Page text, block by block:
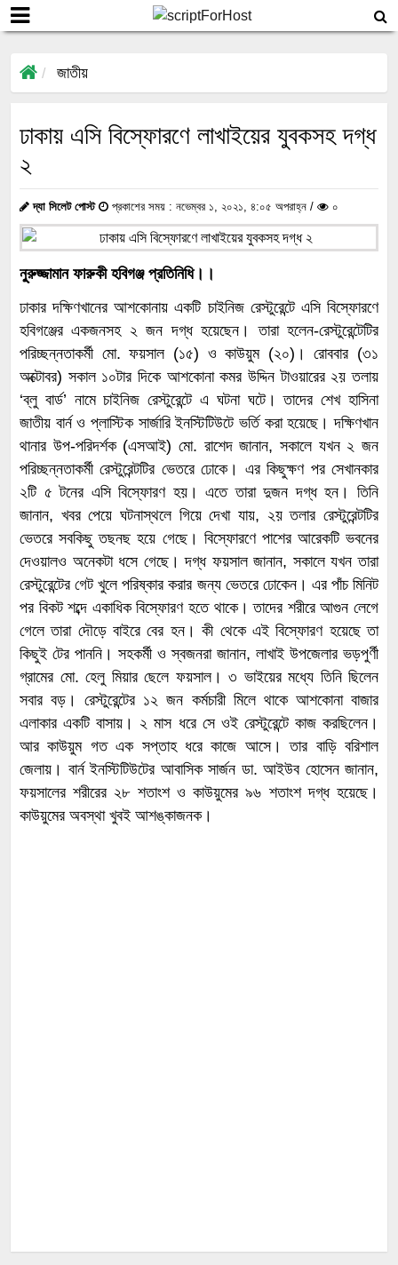
জাতীয়
ঢাকায় এসি বিস্ফোরণে লাখাইয়ের যুবকসহ দগ্ধ
২
দ্যা সিলেট পোস্ট প্রকাশের সময় : নভেম্বর ১, ২০২১, ৪:০৫ অপরাহ্ন / ০
নূুরুজ্জামান ফারুকী হবিগঞ্জ প্রতিনিধি।।
ঢাকার দক্ষিণখানের আশকোনায় একটি চাইনিজ রেস্টুরেন্টে এসি বিস্ফোরণে
হবিগঞ্জের একজনসহ ২ জন দগ্ধ হয়েছেন। তারা হলেন-রেস্টুরেন্টেটির
পরিচ্ছন্নতাকর্মী মো. ফয়সাল (১৫) ও কাউয়ুম (২০)। রোববার (৩১
অক্টোবর) সকাল ১০টার দিকে আশকোনা কমর উদ্দিন টাওয়ারের ২য় তলায়
‘ব্লু বার্ড’ নামে চাইনিজ রেস্টুরেন্টে এ ঘটনা ঘটে। তাদের শেখ হাসিনা
জাতীয় বার্ন ও প্লাস্টিক সার্জারি ইনস্টিটিউটে ভর্তি করা হয়েছে। দক্ষিণখান
থানার উপ-পরিদর্শক (এসআই) মো. রাশেদ জানান, সকালে যখন ২ জন
পরিচ্ছন্নতাকর্মী রেস্টুরেন্টটির ভেতরে ঢোকে। এর কিছুক্ষণ পর সেখানকার
২টি ৫ টনের এসি বিস্ফোরণ হয়। এতে তারা দুজন দগ্ধ হন। তিনি
জানান, খবর পেয়ে ঘটনাস্থলে গিয়ে দেখা যায়, ২য় তলার রেস্টুরেন্টটির
ভেতরে সবকিছু তছনছ হয়ে গেছে। বিস্ফোরণে পাশের আরেকটি ভবনের
দেওয়ালও অনেকটা ধসে গেছে। দগ্ধ ফয়সাল জানান, সকালে যখন তারা
রেস্টুরেন্টের গেট খুলে পরিষ্কার করার জন্য ভেতরে ঢোকেন। এর পাঁচ মিনিট
পর বিকট শব্দে একাধিক বিস্ফোরণ হতে থাকে। তাদের শরীরে আগুন লেগে
গেলে তারা দৌড়ে বাইরে বের হন। কী থেকে এই বিস্ফোরণ হয়েছে তা
কিছুই টের পাননি। সহকর্মী ও স্বজনরা জানান, লাখাই উপজেলার ভড়পুর্ণী
গ্রামের মো. হেলু মিয়ার ছেলে ফয়সাল। ৩ ভাইয়ের মধ্যে তিনি ছিলেন
সবার বড়। রেস্টুরেন্টের ১২ জন কর্মচারী মিলে থাকে আশকোনা বাজার
এলাকার একটি বাসায়। ২ মাস ধরে সে ওই রেস্টুরেন্টে কাজ করছিলেন।
আর কাউয়ুম গত এক সপ্তাহ ধরে কাজে আসে। তার বাড়ি বরিশাল
জেলায়। বার্ন ইনস্টিটিউটের আবাসিক সার্জন ডা. আইউব হোসেন জানান,
ফয়সালের শরীরের ২৮ শতাংশ ও কাউয়ুমের ৯৬ শতাংশ দগ্ধ হয়েছে।
কাউয়ুমের অবস্থা খুবই আশঙ্কাজনক।